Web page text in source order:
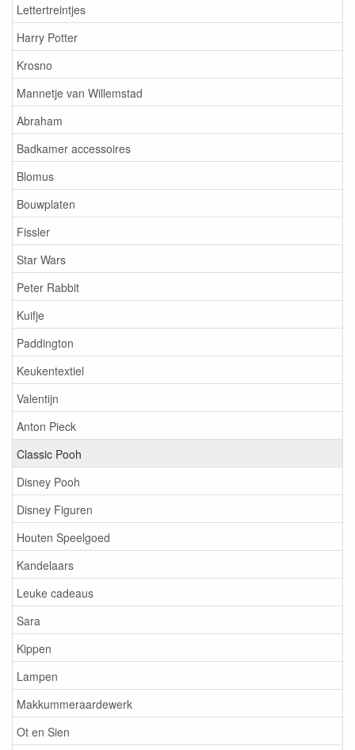
Lettertreintjes
Harry Potter
Krosno
Mannetje van Willemstad
Abraham
Badkamer accessoires
Blomus
Bouwplaten
Fissler
Star Wars
Peter Rabbit
Kuifje
Paddington
Keukentextiel
Valentijn
Anton Pieck
Classic Pooh
Disney Pooh
Disney Figuren
Houten Speelgoed
Kandelaars
Leuke cadeaus
Sara
Kippen
Lampen
Makkummeraardewerk
Ot en Sien